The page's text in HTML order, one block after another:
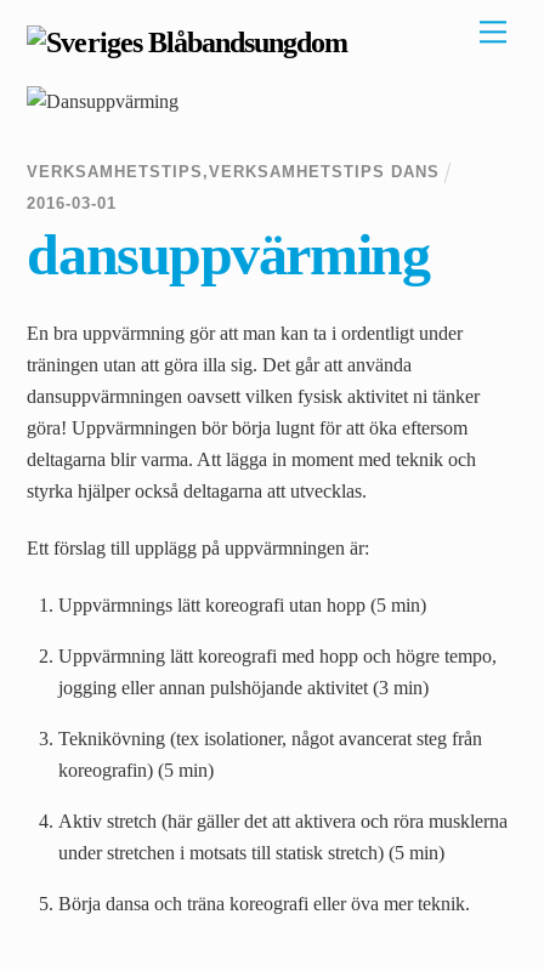
VERKSAMHETSTIPS ,VERKSAMHETSTIPS DANS
2016-03-01
dansuppvärming
En bra uppvärmning gör att man kan ta i ordentligt under
träningen utan att göra illa sig. Det går att använda
dansuppvärmningen oavsett vilken fysisk aktivitet ni tänker
göra! Uppvärmningen bör börja lugnt för att öka eftersom
deltagarna blir varma. Att lägga in moment med teknik och
styrka hjälper också deltagarna att utvecklas.
Ett förslag till upplägg på uppvärmningen är:
Uppvärmnings lätt koreografi utan hopp (5 min)
Uppvärmning lätt koreografi med hopp och högre tempo,
jogging eller annan pulshöjande aktivitet (3 min)
Teknikövning (tex isolationer, något avancerat steg från
koreografin) (5 min)
Aktiv stretch (här gäller det att aktivera och röra musklerna
under stretchen i motsats till statisk stretch) (5 min)
Börja dansa och träna koreografi eller öva mer teknik.